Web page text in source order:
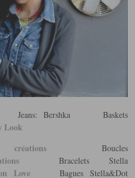
Jeans: Bershka Baskets
Look
créations
Boucles
Bracelets Stella
Love Bagues Stella&Dot